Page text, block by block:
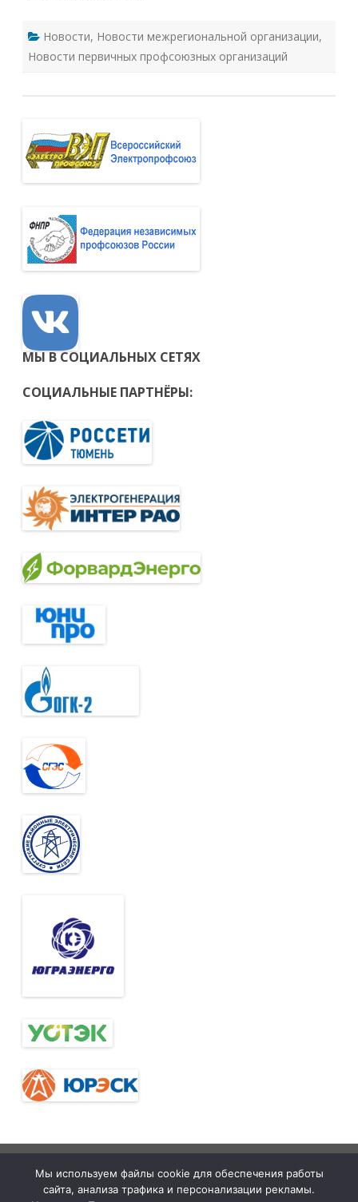
Новости, Новости межрегиональной организации,
Новости первичных профсоюзных организаций
МЫ В СОЦИАЛЬНЫХ СЕТЯХ
СОЦИАЛЬНЫЕ ПАРТНЁРЫ:
межрегиональная
GalussoThemes.com
Мы используем файлы cookie для обеспечения работы
сайта, анализа трафика и персонализации рекламы.